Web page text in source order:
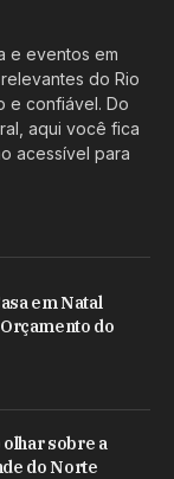
e eventos em
do Rio
e confiável. Do
aqui você fica
acessível para
em Natal
do
olhar sobre a
do Norte